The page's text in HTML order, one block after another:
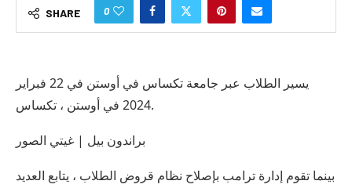
SHARE 0
يسير الطلاب عبر جامعة تكساس في أوستن في 22 فبراير
2024 في أوستن ، تكساس.
براندون بيل | غيتي الصور
بينما تقوم إدارة ترامب بإصلاح نظام قروض الطلاب ، يتابع العديد